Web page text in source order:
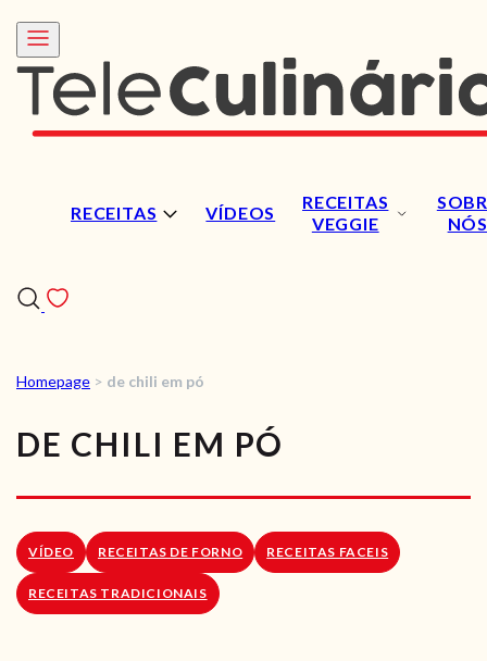
RECEITAS VÍDEOS
RECEITAS
VEGGIE
NÓS
VÍDEOS
RECEITAS VEGGIE
SOBRE NÓS
LOJA ONLINE
Homepage > de chili em pó
DE CHILI EM PÓ
VÍDEO RECEITAS DE FORNO RECEITAS FACEIS
RECEITAS TRADICIONAIS